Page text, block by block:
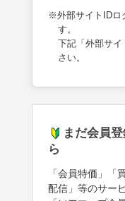
※外部サイトIDロ
す。
下記「外部サ
さい。
まだ会員
ら
「会員特価」「
配信」等のサー